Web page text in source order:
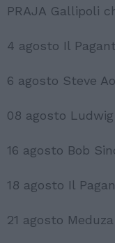
PRAJA Gallipoli
4 agosto Il
6 agosto Steve
08 agosto Ludwig
16 agosto Bob
18 agosto Il
21 agosto